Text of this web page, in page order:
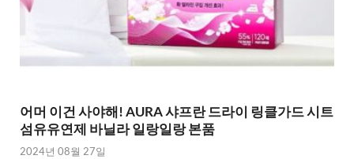
어머 이건 사야해! AURA 샤프란 드라이 링클가드 시트
섬유유연제 바닐라 일랑일랑 본품
2024년 08월 27일